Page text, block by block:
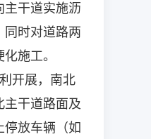
主干道实施沥
同时对道路两
施工。
开展，南北
主干道路面及
停放车辆（如